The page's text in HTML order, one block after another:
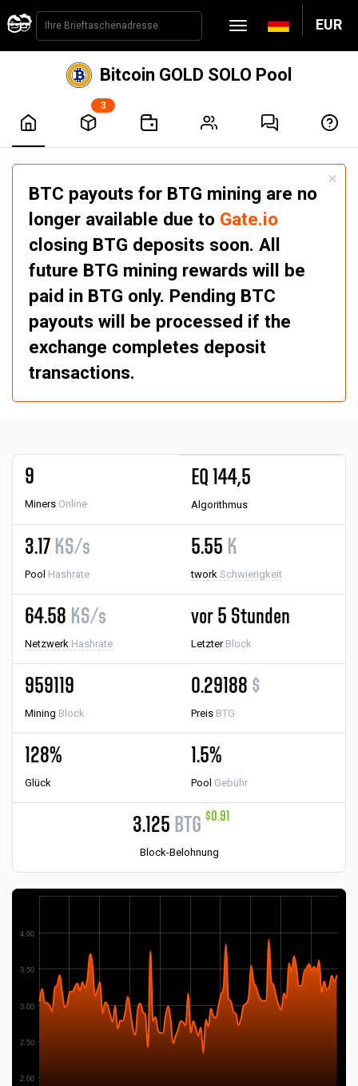
EUR
Bitcoin GOLD SOLO Pool
3
BTC payouts for BTG mining are no
longer available due to Gate.io
closing BTG deposits soon. All
future BTG mining rewards will be
paid in BTG only. Pending BTC
payouts will be processed if the
exchange completes deposit
transactions.
9
Miners Online
EQ 144,5
Algorithmus
3.17 KS/s
Pool Hashrate
5.55 K
twork Schwierigkeit
64.58 KS/s
Netzwerk Hashrate
vor 5 Stunden
Letzter Block
959119
Mining Block
0.29188 $
Preis BTG
128%
Glück
1.5%
Pool Gebühr
3.125 BTG $0.91
Block-Belohnung
2.00
2.50
3.00
3.50
4.00